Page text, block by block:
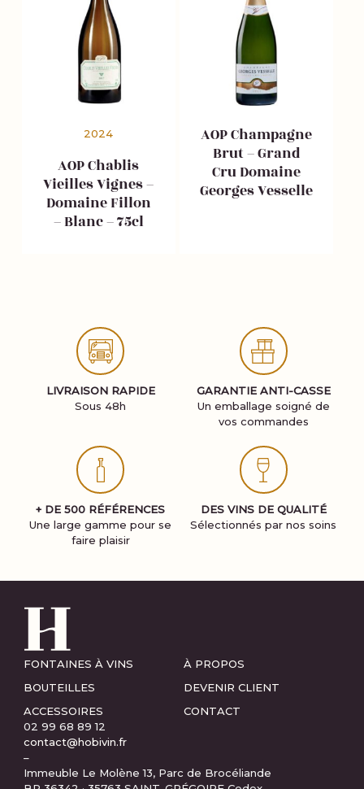
2024
AOP Chablis
Vieilles Vignes –
Domaine Fillon
– Blanc – 75cl
AOP Champagne
Brut – Grand
Cru Domaine
Georges Vesselle
LIVRAISON RAPIDE
Sous 48h
GARANTIE ANTI-CASSE
Un emballage soigné de
vos commandes
+ DE 500 RÉFÉRENCES
Une large gamme pour se
faire plaisir
DES VINS DE QUALITÉ
Sélectionnés par nos soins
FONTAINES À VINS
BOUTEILLES
ACCESSOIRES
À PROPOS
DEVENIR CLIENT
CONTACT
02 99 68 89 12
contact@hobivin.fr
–
Immeuble Le Molène 13, Parc de Brocéliande